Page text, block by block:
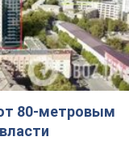
80-метровым